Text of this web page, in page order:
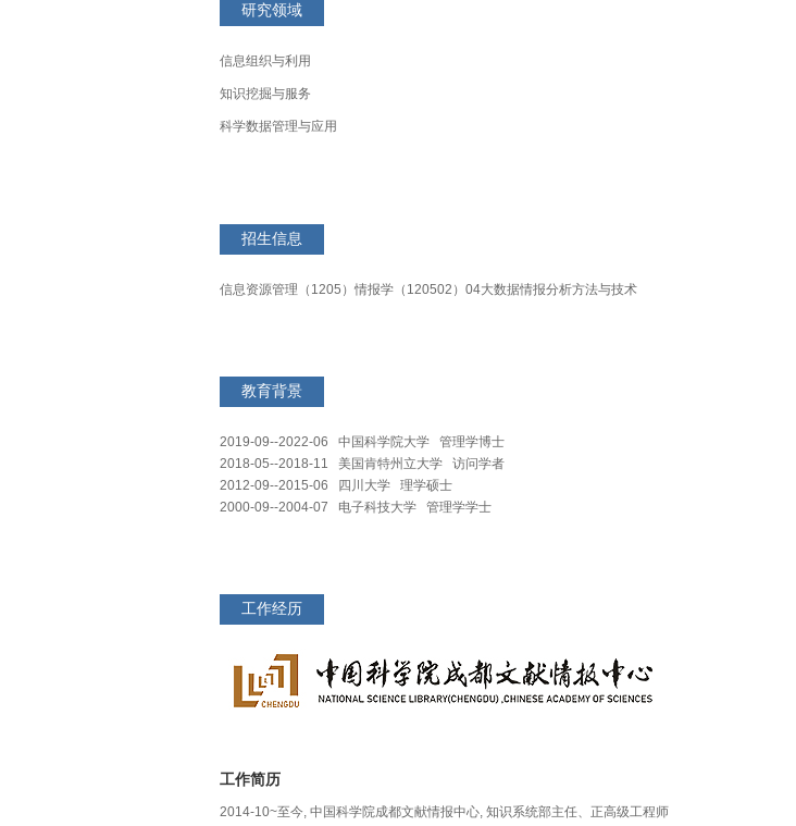
研究领域
信息组织与利用
​知识挖掘与服务
科学数据管理与应用
招生信息
信息资源管理（1205）情报学（120502）04大数据情报分析方法与技术
教育背景
2019-09--2022-06 中国科学院大学 管理学博士
2018-05--2018-11 美国肯特州立大学 访问学者
2012-09--2015-06 四川大学 理学硕士
2000-09--2004-07 电子科技大学 管理学学士
工作经历
工作简历
2014-10~至今, 中国科学院成都文献情报中心, 知识系统部主任、正高级工程师